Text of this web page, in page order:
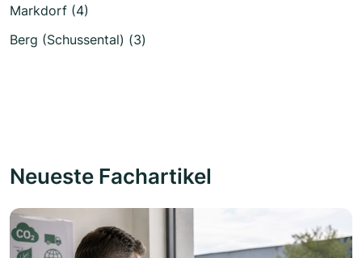
Markdorf (4)
Berg (Schussental) (3)
Neueste Fachartikel